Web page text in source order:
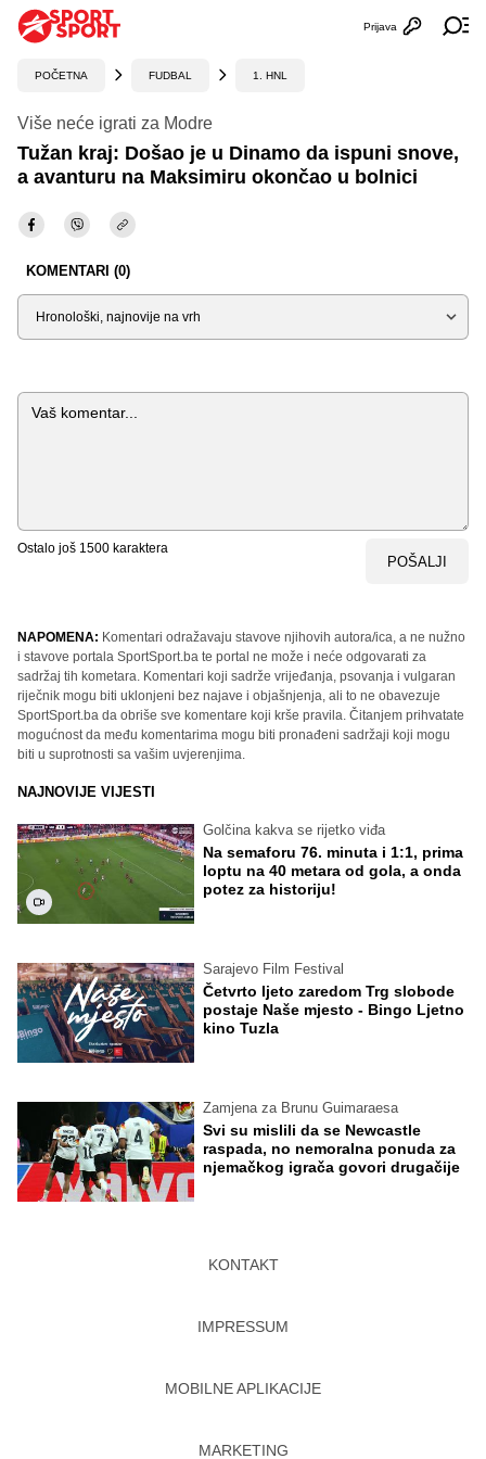
Otvori
Prijava
POČETNA FUDBAL 1. HNL
Više neće igrati za Modre
Tužan kraj: Došao je u Dinamo da ispuni snove,
a avanturu na Maksimiru okončao u bolnici
KOMENTARI (0)
Sortiraj
Komentar
Ostalo još 1500 karaktera
POŠALJI
NAPOMENA: Komentari odražavaju stavove njihovih autora/ica, a ne nužno
i stavove portala SportSport.ba te portal ne može i neće odgovarati za
sadržaj tih kometara. Komentari koji sadrže vrijeđanja, psovanja i vulgaran
riječnik mogu biti uklonjeni bez najave i objašnjenja, ali to ne obavezuje
SportSport.ba da obriše sve komentare koji krše pravila. Čitanjem prihvatate
mogućnost da među komentarima mogu biti pronađeni sadržaji koji mogu
biti u suprotnosti sa vašim uvjerenjima.
NAJNOVIJE VIJESTI
Golčina kakva se rijetko viđa
Na semaforu 76. minuta i 1:1, prima
loptu na 40 metara od gola, a onda
potez za historiju!
Sarajevo Film Festival
Četvrto ljeto zaredom Trg slobode
postaje Naše mjesto - Bingo Ljetno
kino Tuzla
Zamjena za Brunu Guimaraesa
Svi su mislili da se Newcastle
raspada, no nemoralna ponuda za
njemačkog igrača govori drugačije
KONTAKT
IMPRESSUM
MOBILNE APLIKACIJE
MARKETING